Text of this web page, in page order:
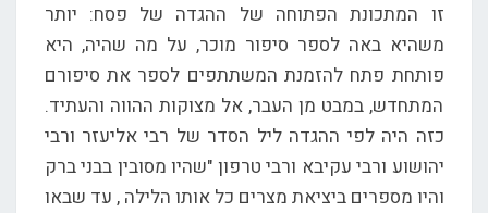
זו המתכונת הפתוחה של ההגדה של פסח: יותר
משהיא באה לספר סיפור מוכר, על מה שהיה, היא
פותחת פתח להזמנת המשתתפים לספר את סיפורם
המתחדש, במבט מן העבר, אל מצוקות ההווה והעתיד.
כזה היה לפי ההגדה ליל הסדר של רבי אליעזר ורבי
יהושוע ורבי עקיבא ורבי טרפון "שהיו מסובין בבני ברק
והיו מספרים ביציאת מצרים כל אותו הלילה , עד שבאו